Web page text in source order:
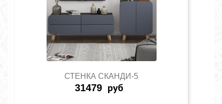
СТЕНКА СКАНДИ-5
31479 руб